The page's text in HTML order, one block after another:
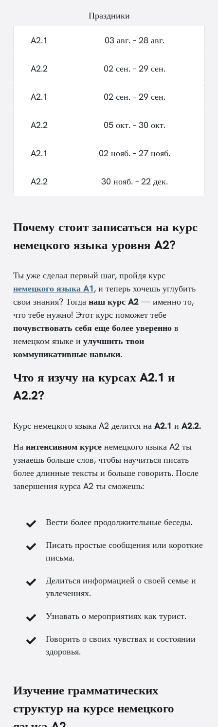
Праздники
A2.1 03 авг. – 28 авг.
A2.2 02 сен. – 29 сен.
A2.1 02 сен. – 29 сен.
A2.2 05 окт. – 30 окт.
A2.1 02 нояб. – 27 нояб.
A2.2 30 нояб. – 22 дек.
Почему стоит записаться на курс
немецкого языка уровня A2?
Ты уже сделал первый шаг, пройдя курс
немецкого языка A1, и теперь хочешь углубить
свои знания? Тогда наш курс A2 — именно то,
что тебе нужно! Этот курс поможет тебе
почувствовать себя еще более уверенно в
немецком языке и улучшить твои
коммуникативные навыки.
Что я изучу на курсах A2.1 и
A2.2?
Курс немецкого языка A2 делится на A2.1 и A2.2.
На интенсивном курсе немецкого языка A2 ты
узнаешь больше слов, чтобы научиться писать
более длинные тексты и больше говорить. После
завершения курса A2 ты сможешь:
Вести более продолжительные беседы.
Писать простые сообщения или короткие
письма.
Делиться информацией о своей семье и
увлечениях.
Узнавать о мероприятиях как турист.
Говорить о своих чувствах и состоянии
здоровья.
Изучение грамматических
структур на курсе немецкого